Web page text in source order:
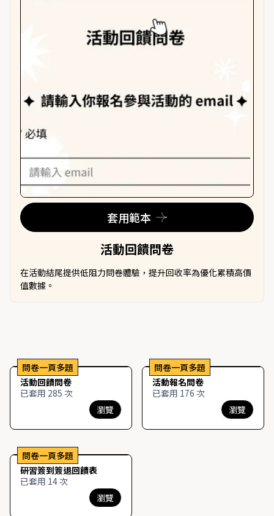
套用範本
活動回饋問卷
在活動結尾提供低阻力問卷體驗，提升回收率為優化累積高價
值數據。
活動回饋問卷
已套用 285 次
瀏覽
問卷一頁多題
活動報名問卷
已套用 176 次
瀏覽
問卷一頁多題
研習簽到簽退回饋表
已套用 14 次
瀏覽
問卷一頁多題